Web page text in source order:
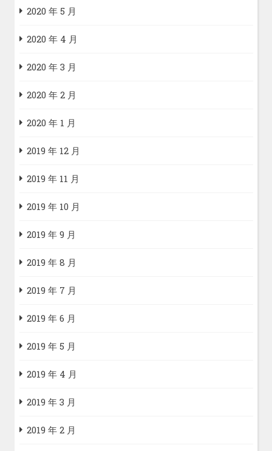
2020 年 5 月
2020 年 4 月
2020 年 3 月
2020 年 2 月
2020 年 1 月
2019 年 12 月
2019 年 11 月
2019 年 10 月
2019 年 9 月
2019 年 8 月
2019 年 7 月
2019 年 6 月
2019 年 5 月
2019 年 4 月
2019 年 3 月
2019 年 2 月